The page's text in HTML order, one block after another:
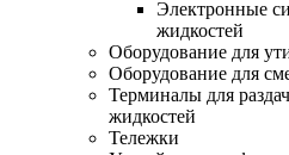
Электронные
жидкостей
Оборудование для
Оборудование для
Терминалы для
жидкостей
Тележки